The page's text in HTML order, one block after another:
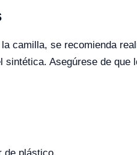
camilla, se recomienda
sintética. Asegúrese de